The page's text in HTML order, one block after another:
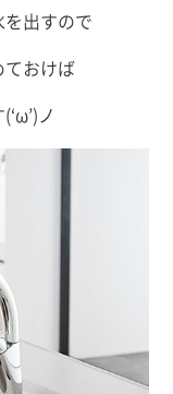
を出すので
ておけば
ノ